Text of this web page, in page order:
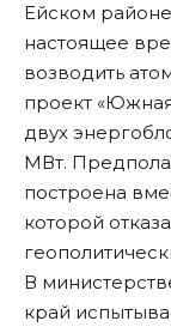
Ейском районе
настоящее
возводить
проект
двух
МВт.
построена
которой
В
край